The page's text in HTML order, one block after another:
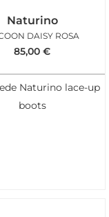
Naturino
DAISY ROSA
85,00 €
Naturino lace-up
boots